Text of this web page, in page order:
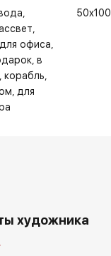
для офиса
в
корабль
для
50x100
художника